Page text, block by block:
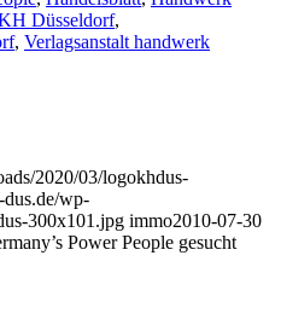
Düsseldorf,
, Verlagsanstalt handwerk
2020/03/logokhdus-
wp-
300x101.jpg immo2010-07-30
Power People gesucht